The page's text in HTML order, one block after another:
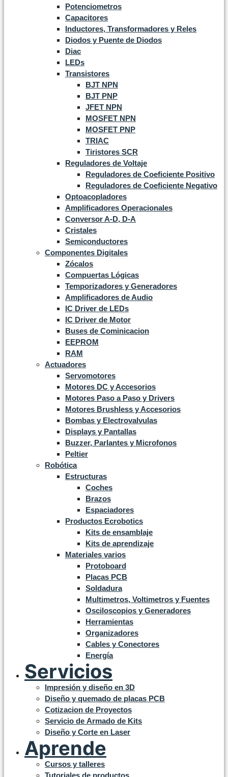
Potenciometros
Capacitores
Inductores, Transformadores y Reles
Diodos y Puente de Diodos
Diac
LEDs
Transistores
BJT NPN
BJT PNP
JFET NPN
MOSFET NPN
MOSFET PNP
TRIAC
Tiristores SCR
Reguladores de Voltaje
Reguladores de Coeficiente Positivo
Reguladores de Coeficiente Negativo
Optoacopladores
Amplificadores Operacionales
Conversor A-D, D-A
Cristales
Semiconductores
Componentes Digitales
Zócalos
Compuertas Lógicas
Temporizadores y Generadores
Amplificadores de Audio
IC Driver de LEDs
IC Driver de Motor
Buses de Cominicacion
EEPROM
RAM
Actuadores
Servomotores
Motores DC y Accesorios
Motores Paso a Paso y Drivers
Motores Brushless y Accesorios
Bombas y Electrovalvulas
Displays y Pantallas
Buzzer, Parlantes y Microfonos
Peltier
Robótica
Estructuras
Coches
Brazos
Espaciadores
Productos Ecrobotics
Kits de ensamblaje
Kits de aprendizaje
Materiales varios
Protoboard
Placas PCB
Soldadura
Multimetros, Voltimetros y Fuentes
Osciloscopios y Generadores
Herramientas
Organizadores
Cables y Conectores
Energía
Servicios
Impresión y diseño en 3D
Diseño y quemado de placas PCB
Cotizacion de Proyectos
Servicio de Armado de Kits
Diseño y Corte en Laser
Aprende
Cursos y talleres
Tutoriales de productos